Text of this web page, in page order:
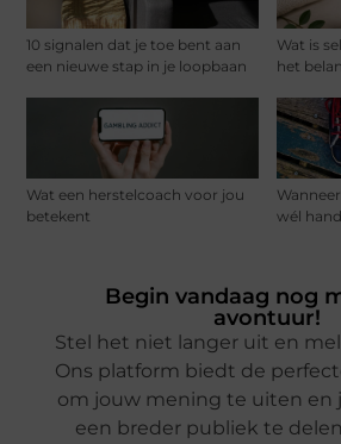
10 signalen dat je toe bent aan
een nieuwe stap in je loopbaan
Wat is
het
Wat een herstelcoach voor jou
betekent
wél
Begin vandaag nog
avontuur!
Stel het niet langer uit en
Ons platform biedt de
om jouw mening te uiten en
een breder publiek te